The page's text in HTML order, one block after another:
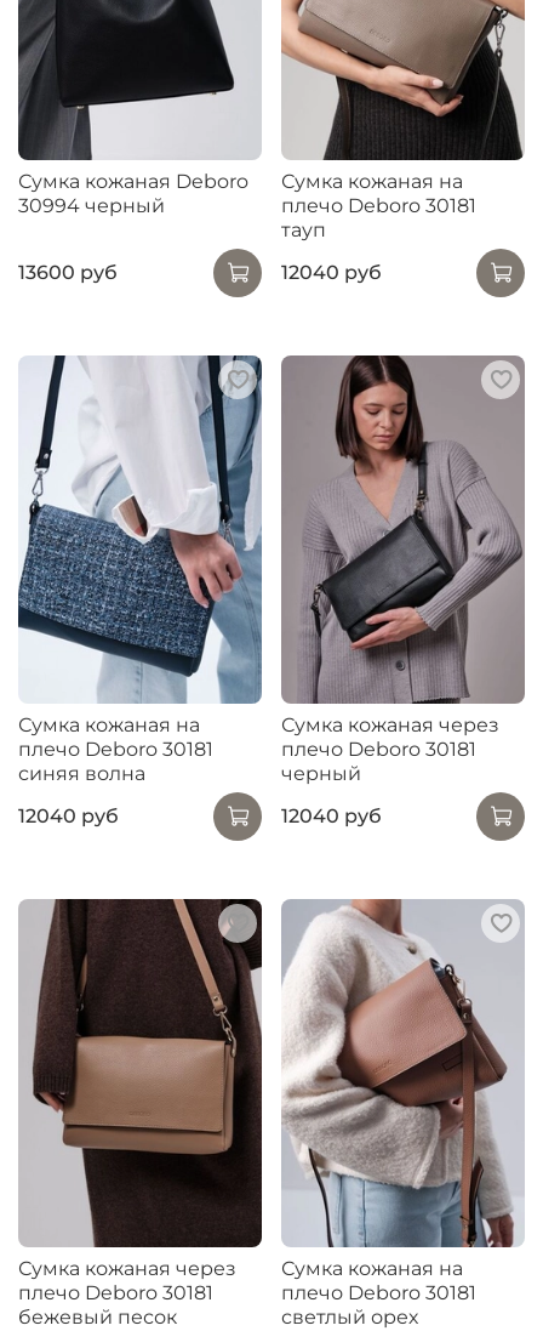
Сумка кожаная Deboro
30994 черный
13600 руб
Сумка кожаная на
плечо Deboro 30181
тауп
12040 руб
Сумка кожаная на
плечо Deboro 30181
синяя волна
12040 руб
Сумка кожаная через
плечо Deboro 30181
черный
12040 руб
Сумка кожаная через
плечо Deboro 30181
бежевый песок
Сумка кожаная на
плечо Deboro 30181
светлый орех